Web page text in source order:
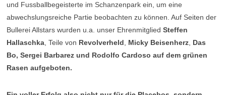
und Fussballbegeisterte im Schanzenpark ein, um eine
abwechslungsreiche Partie beobachten zu können. Auf Seiten der
Bullerei Allstars wurden u.a. unser EhrenmitgliedSteffen
Hallaschka, Teile von Revolverheld, Micky Beisenherz, Das
Bo, Sergei Barbarez und Rodolfo Cardosoauf dem grünen
Rasen aufgeboten.